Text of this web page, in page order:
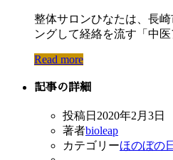
整体サロンひなたは、長
ングして経絡を流す「中
Read more
記事の詳細
投稿日 2020年2月3日
著者bioleap
カテゴリーほのぼの